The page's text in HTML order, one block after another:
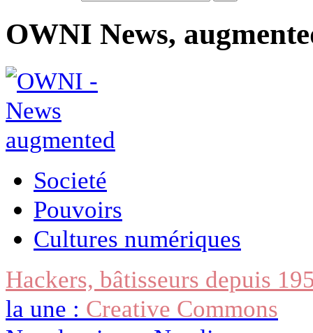
OWNI News,
Societé
Pouvoirs
Cultures numériques
Hackers, bâtisseurs depuis
la une : Creative Commons